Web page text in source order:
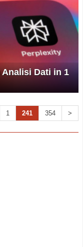
Analisi Dati in 1
1 241 354 >